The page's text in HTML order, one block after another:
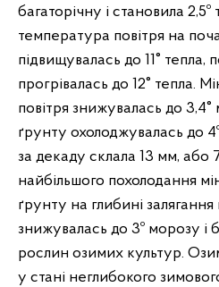
багаторічну і становила
температура повітря на
підвищувалась до 11° тепла,
прогрівалась до 12° тепла.
повітря знижувалась до
ґрунту охолоджувалась до
за декаду склала 13 мм, або
найбільшого похолодання
ґрунту на глибині
знижувалась до 3º морозу і
рослин озимих культур.
у стані неглибокого